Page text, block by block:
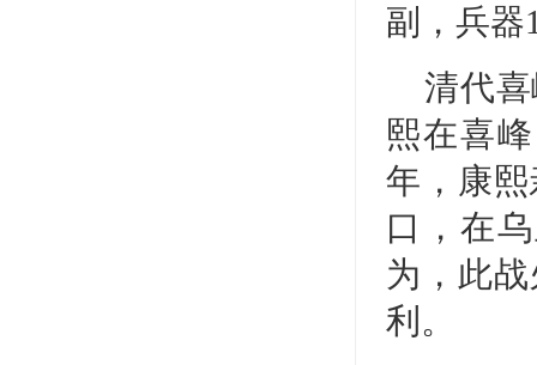
副，兵器
清代
熙在喜
年，康
口，在
为，此
利。